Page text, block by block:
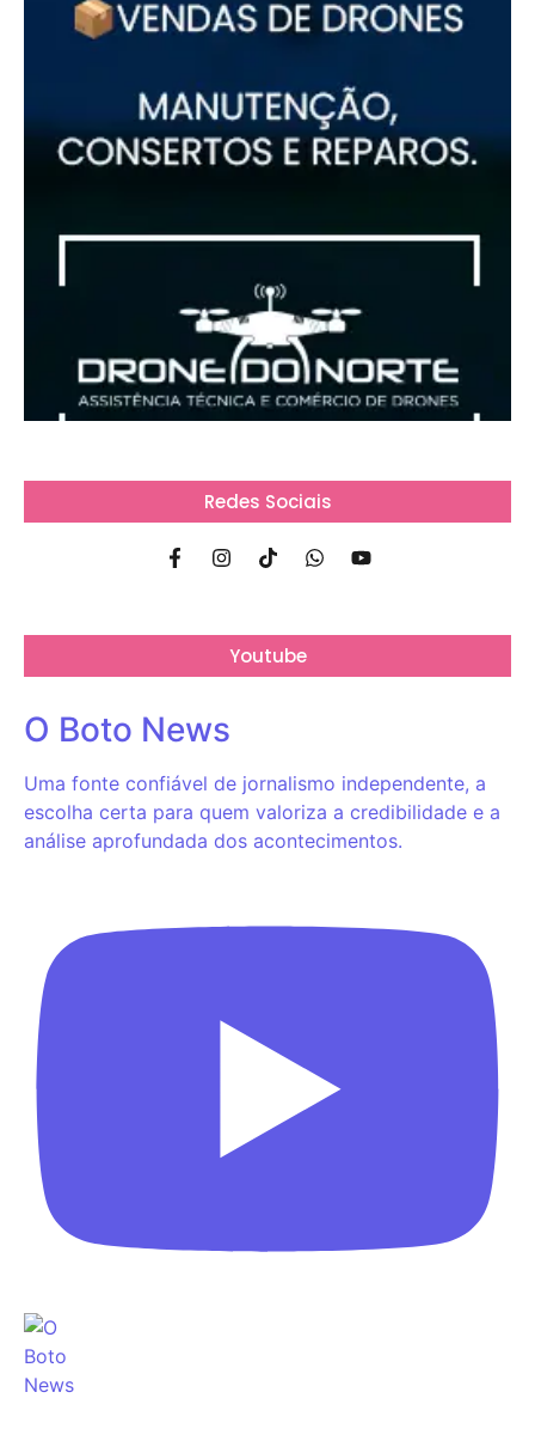
Redes Sociais
Youtube
O Boto News
Uma fonte confiável de jornalismo independente, a
escolha certa para quem valoriza a credibilidade e a
análise aprofundada dos acontecimentos.